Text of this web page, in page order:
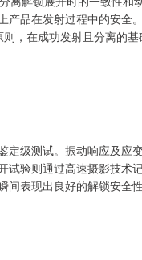
品在发射过程中的安全
，在成功发射且分离的
定级测试。振动响应及应
试验则通过高速摄影技术
间表现出良好的解锁安全